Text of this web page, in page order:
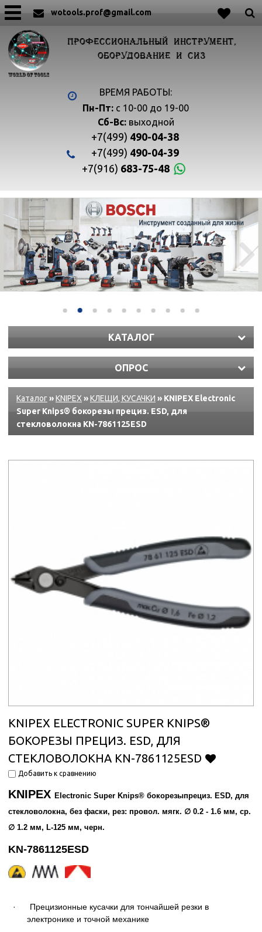
wotools.prof@gmail.com
ПРОФЕССИОНАЛЬНЫЙ ИНСТРУМЕНТ,
ОБОРУДОВАНИЕ И СИЗ
ВРЕМЯ РАБОТЫ:
Пн-Пт: с 10-00 до 19-00
Сб-Вс:выходной
+7(499) 490-04-38
+7(499) 490-04-39
+7(916) 683-75-48
 
КАТАЛОГ
ОПРОС
Каталог»KNIPEX »КЛЕЩИ, КУСАЧКИ » KNIPEX Electronic
Super Knips® бокорезы прециз. ESD, для
стекловолокна KN-7861125ESD
KNIPEX ELECTRONIC SUPER KNIPS®
БОКОРЕЗЫ ПРЕЦИЗ. ESD, ДЛЯ
СТЕКЛОВОЛОКНА KN-7861125ESD
Добавить к сравнению
KNIPEX Electronic Super Knips® бокорезыпрециз. ESD, для
стекловолокна, без фаски, рез: провол. мягк. ∅ 0.2 - 1.6 мм, ср.
∅ 1.2 мм, L-125 мм, черн.
KN-7861125ESD
· Прецизионные кусачки для тончайшей резки в
электронике и точной механике